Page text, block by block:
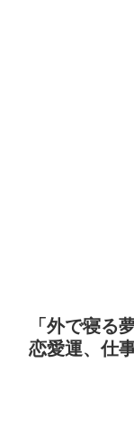
「外で寝る
恋愛運、仕